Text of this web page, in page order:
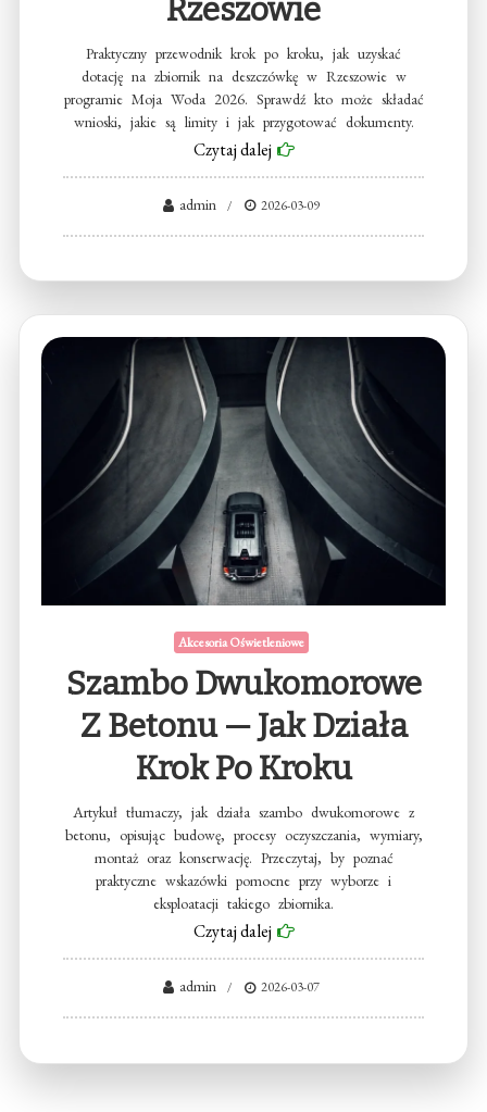
Rzeszowie
Praktyczny przewodnik krok po kroku, jak uzyskać
dotację na zbiornik na deszczówkę w Rzeszowie w
programie Moja Woda 2026. Sprawdź kto może składać
wnioski, jakie są limity i jak przygotować dokumenty.
Czytaj dalej
admin 2026-03-09
Akcesoria Oświetleniowe
Szambo Dwukomorowe
Z Betonu — Jak Działa
Krok Po Kroku
Artykuł tłumaczy, jak działa szambo dwukomorowe z
betonu, opisując budowę, procesy oczyszczania, wymiary,
montaż oraz konserwację. Przeczytaj, by poznać
praktyczne wskazówki pomocne przy wyborze i
eksploatacji takiego zbiornika.
Czytaj dalej
admin 2026-03-07